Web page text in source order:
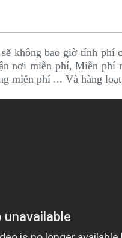
không bao giờ tính phí
nơi miễn phí, Miễn phí
miễn phí ... Và hàng